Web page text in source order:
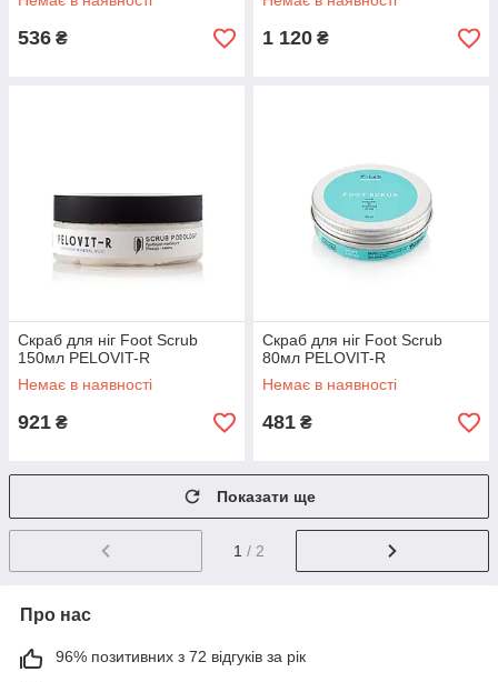
536 ₴ 1 120 ₴
Скраб для ніг Foot Scrub
150мл PELOVIT-R
Немає в наявності
921 ₴
Скраб для ніг Foot Scrub
80мл PELOVIT-R
Немає в наявності
481 ₴
Показати ще
1 / 2
Про нас
96% позитивних з 72 відгуків за рік